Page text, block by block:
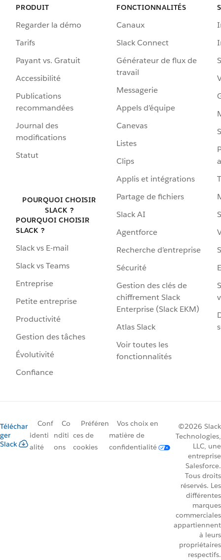
PRODUIT
Regarder la démo
Tarifs
Payant vs. Gratuit
Accessibilité
Publications
recommandées
Journal des
modifications
Statut
POURQUOI CHOISIR
SLACK ?
POURQUOI CHOISIR
SLACK ?
Slack vs E-mail
Slack vs Teams
Entreprise
Petite entreprise
Productivité
Gestion des tâches
Évolutivité
Confiance
FONCTIONNALITÉS
Canaux
Slack Connect
Générateur de flux de
travail
Messagerie
Appels d’équipe
Canevas
Listes
Clips
Applis et intégrations
Partage de fichiers
Slack AI
Agentforce
Recherche d’entreprise
Sécurité
Gestion des clés de
chiffrement Slack
Enterprise (Slack EKM)
Atlas Slack
Voir toutes les
fonctionnalités
Téléchar
ger
Slack
Conf
identi
alité
Co
nditi
ons
Préféren
ces de
cookies
Vos choix en
matière de
confidentialité
©2026 Slack
Technologies,
LLC, une
entreprise
Salesforce.
Tous droits
réservés. Les
différentes
marques
commerciales
appartiennent
à leurs
propriétaires
respectifs.